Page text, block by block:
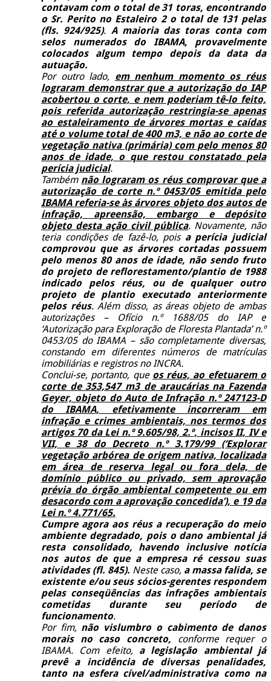
contavam com o total de 31 toras, encontrando
o Sr. Perito no Estaleiro 2 o total de 131 pelas
(fls. 924/925). A maioria das toras conta com
selos numerados do IBAMA, provavelmente
colocados algum tempo depois da data da
autuação.
Por outro lado, em nenhum momento os réus
lograram demonstrar que a autorização do IAP
acobertou o corte, e nem poderiam tê-lo feito,
pois referida autorização restringia-se apenas
ao estaleiramento de árvores mortas e caídas
até o volume total de 400 m3, e não ao corte de
vegetação nativa (primária) com pelo menos 80
anos de idade, o que restou constatado pela
perícia judicial.
Também não lograram os réus comprovar que a
autorização de corte n.º 0453/05 emitida pelo
IBAMA referia-se às árvores objeto dos autos de
infração, apreensão, embargo e depósito
objeto desta ação civil pública. Novamente, não
teria condições de fazê-lo, pois a perícia judicial
comprovou que as árvores cortadas possuem
pelo menos 80 anos de idade, não sendo fruto
do projeto de reflorestamento/plantio de 1988
indicado pelos réus, ou de qualquer outro
projeto de plantio executado anteriormente
pelos réus. Além disso, as áreas objeto de ambas
autorizações – Ofício n.º 1688/05 do IAP e
‘Autorização para Exploração de Floresta Plantada’ n.º
0453/05 do IBAMA – são completamente diversas,
constando em diferentes números de matrículas
imobiliárias e registros no INCRA.
Conclui-se, portanto, que os réus, ao efetuarem o
corte de 353,547 m3 de araucárias na Fazenda
Geyer, objeto do Auto de Infração n.º 247123-D
do IBAMA, efetivamente incorreram em
infração e crimes ambientais, nos termos dos
artigos 70 da Lei n.º 9.605/98, 2.º, incisos II, IV e
VII, e 38 do Decreto n.º 3.179/99 (‘Explorar
vegetação arbórea de origem nativa, localizada
em área de reserva legal ou fora dela, de
domínio público ou privado, sem aprovação
prévia do órgão ambiental competente ou em
desacordo com a aprovação concedida’), e 19 da
Lei n.º 4.771/65.
Cumpre agora aos réus a recuperação do meio
ambiente degradado, pois o dano ambiental já
resta consolidado, havendo inclusive notícia
nos autos de que a empresa ré cessou suas
atividades (fl. 845). Neste caso, a massa falida, se
existente e/ou seus sócios-gerentes respondem
pelas conseqüências das infrações ambientais
cometidas durante seu período de
funcionamento.
Por fim, não vislumbro o cabimento de danos
morais no caso concreto, conforme requer o
IBAMA. Com efeito, a legislação ambiental já
prevê a incidência de diversas penalidades,
tanto na esfera cível/administrativa como na